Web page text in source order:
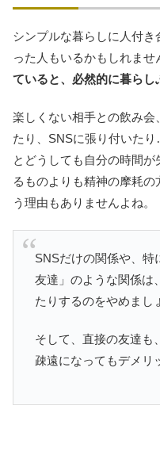
シンプルな暮らしに人付
った人もいるかもしれませ
ていると、必然的に暮らし
楽しくない相手との飲み
たり、SNSに張り付いた
とどうしても自分の時間
るものよりも精神の摩耗
う理由もありませんよね。
SNSだけの関係や、特
友達」のような関係は
たりするのをやめまし
そして、直接の友達も
疎遠になってもデメリ